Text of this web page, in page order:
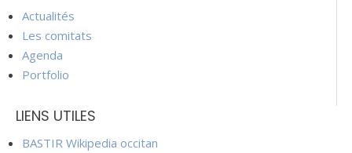
Actualités
Les comitats
Agenda
Portfolio
LIENS UTILES
BASTIR Wikipedia occitan